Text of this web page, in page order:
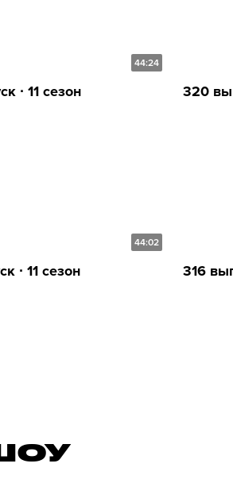
44:24
∙ 11 сезон 320
44:02
∙ 11 сезон 316